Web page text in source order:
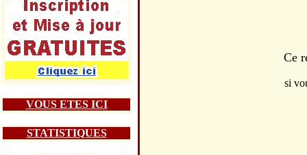
VOUS ETES ICI
STATISTIQUES
Ce
si